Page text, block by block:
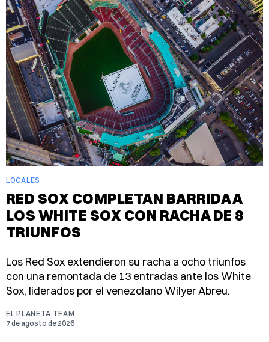
LOCALES
RED SOX COMPLETAN BARRIDA A
LOS WHITE SOX CON RACHA DE 8
TRIUNFOS
Los Red Sox extendieron su racha a ocho triunfos
con una remontada de 13 entradas ante los White
Sox, liderados por el venezolano Wilyer Abreu.
EL PLANETA TEAM
7 de agosto de 2026